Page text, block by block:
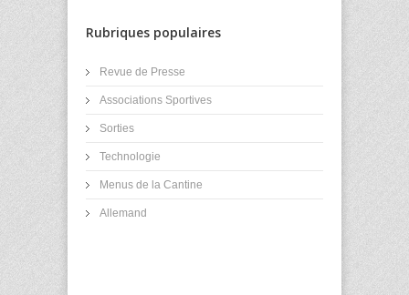
Rubriques populaires
Revue de Presse
Associations Sportives
Sorties
Technologie
Menus de la Cantine
Allemand